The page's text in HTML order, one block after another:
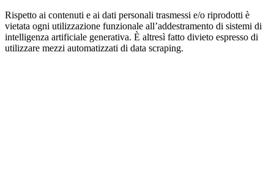
Rispetto ai contenuti e ai dati personali trasmessi e/o riprodotti è
vietata ogni utilizzazione funzionale all’addestramento di sistemi di
intelligenza artificiale generativa. È altresì fatto divieto espresso di
utilizzare mezzi automatizzati di data scraping.